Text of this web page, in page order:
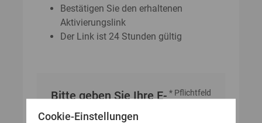
Bestätigen Sie den erhaltenen
Aktivierungslink
Der Link ist 24 Stunden gültig
* Pflichtfeld
Bitte geben Sie Ihre E-
Mail-Adresse an
Cookie-Einstellungen